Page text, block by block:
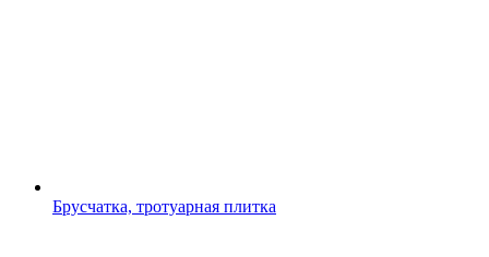
Брусчатка, тротуарная плитка